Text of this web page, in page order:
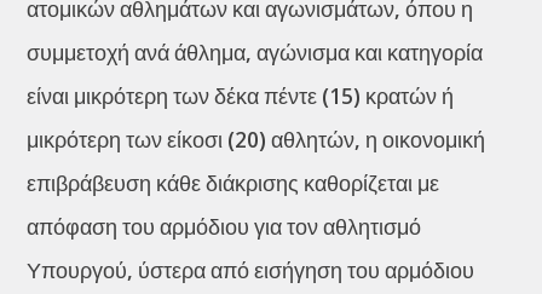
ατομικών αθλημάτων και αγωνισμάτων, όπου η
συμμετοχή ανά άθλημα, αγώνισμα και κατηγορία
είναι μικρότερη των δέκα πέντε (15) κρατών ή
μικρότερη των είκοσι (20) αθλητών, η οικονομική
επιβράβευση κάθε διάκρισης καθορίζεται με
απόφαση του αρμόδιου για τον αθλητισμό
Υπουργού, ύστερα από εισήγηση του αρμόδιου